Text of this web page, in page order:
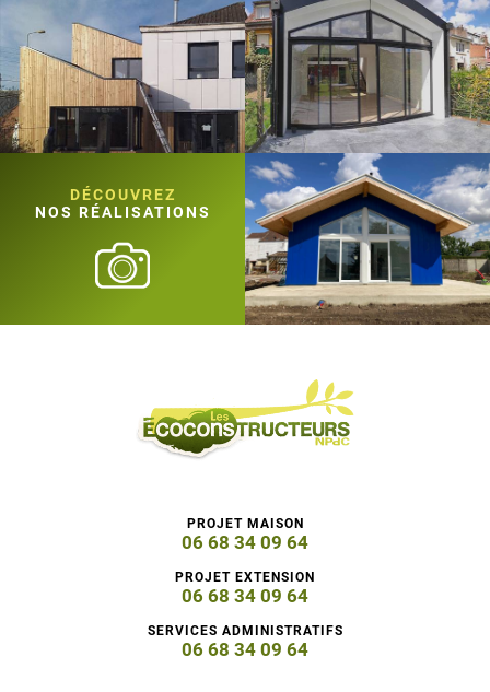
DÉCOUVREZ
NOS RÉALISATIONS
PROJET MAISON
06 68 34 09 64
PROJET EXTENSION
06 68 34 09 64
SERVICES ADMINISTRATIFS
06 68 34 09 64